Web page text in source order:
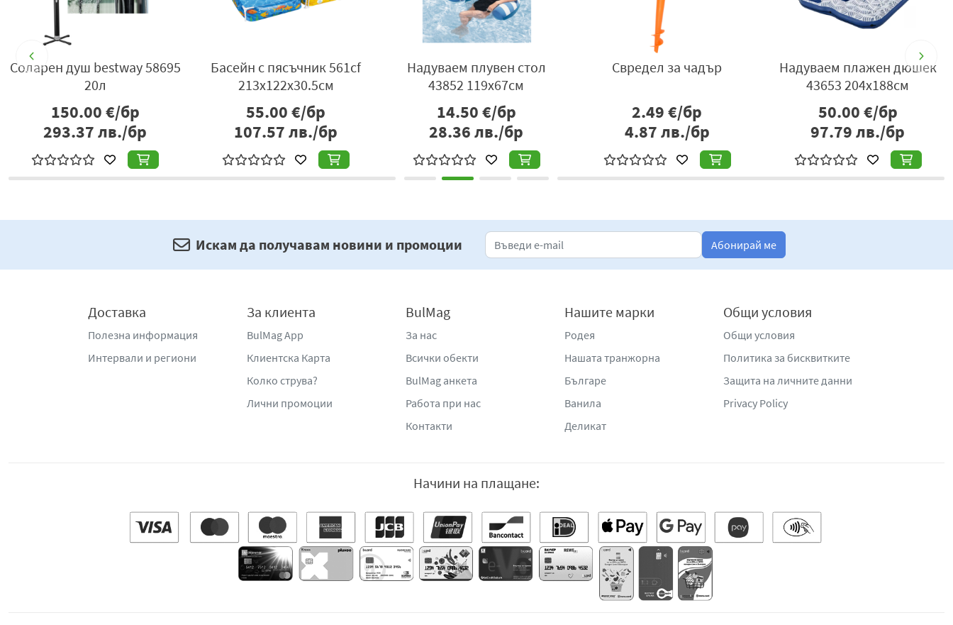
Соларен душ bestway 58695
20л
150.00€/бр
293.37лв./бр
Басейн с пясъчник 561cf
213x122x30.5см
55.00€/бр
107.57лв./бр
Надуваем плувен стол
43852 119х67см
14.50€/бр
28.36лв./бр
Свредел за чадър
2.49€/бр
4.87лв./бр
Надуваем плажен дюшек
43653 204х188см
50.00€/бр
97.79лв./бр
Искам да получавам новини и промоции Абонирай ме
Доставка
Полезна информация
Интервали и региони
За клиента
BulMag App
Клиентска Карта
Колко струва?
Лични промоции
BulMag
За нас
Всички обекти
BulMag анкета
Работа при нас
Контакти
Нашите марки
Родея
Нашата транжорна
Българе
Ванила
Деликат
Общи условия
Общи условия
Политика за бисквитките
Защита на личните данни
Privacy Policy
Начини на плащане: